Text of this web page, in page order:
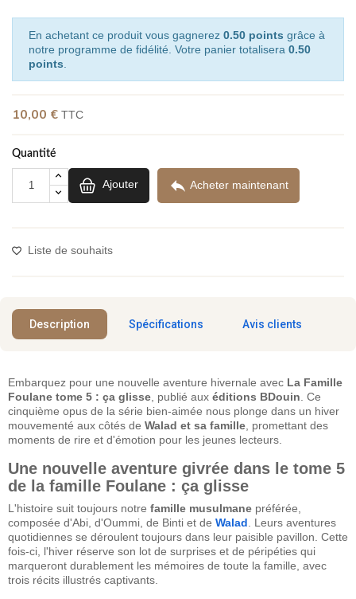
En achetant ce produit vous gagnerez 0.50 points grâce à
notre programme de fidélité. Votre panier totalisera 0.50
points
10,00 € TTC
Quantité
Ajouter  Acheter maintenant
Liste de souhaits
Description Spécifications Avis clients
Embarquez pour une nouvelle aventure hivernale avec La Famille
Foulane tome 5 : ça glisse , publié aux éditions BDouin . Ce
cinquième opus de la série bien-aimée nous plonge dans un hiver
mouvementé aux côtés de Walad et sa famille , promettant des
moments de rire et d'émotion pour les jeunes lecteurs.
Une nouvelle aventure givrée dans le tome 5
de la famille Foulane : ça glisse
L'histoire suit toujours notre famille musulmane préférée,
composée d'Abi, d'Oummi, de Binti et de Walad . Leurs aventures
quotidiennes se déroulent toujours dans leur paisible pavillon. Cette
fois-ci, l'hiver réserve son lot de surprises et de péripéties qui
marqueront durablement les mémoires de toute la famille, avec
trois récits illustrés captivants.